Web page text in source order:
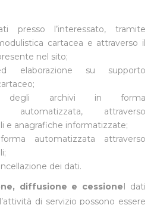
presso l’interessato, tramite
cartacea e attraverso il
nel sito;
elaborazione su supporto
degli archivi in forma
automatizzata, attraverso
e anagrafiche informatizzate;
automatizzata attraverso
dei dati.
diffusione e cessioneI dati
di servizio possono essere